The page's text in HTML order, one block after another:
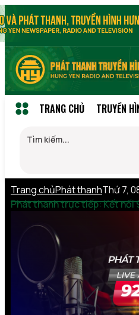
TRANG CHỦ TRUYỀN
Trang chủPhát thanh
Phát thanh trực tiếp: Kết nối
Thứ 7,